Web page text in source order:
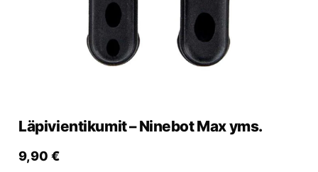
Varaa huolto
Läpivientikumit – Ninebot Max yms.
9,90 €